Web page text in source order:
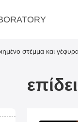
στέμμα και